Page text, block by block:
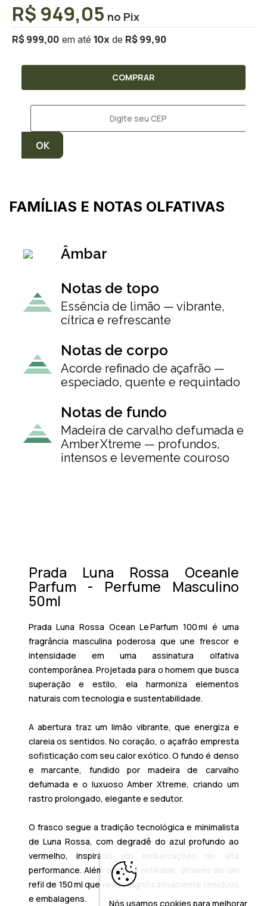
R$ 999,00 10x R$ 99,90
R$ 949,05
COMPRAR
FAMÍLIAS E NOTAS OLFATIVAS
Âmbar
Notas de topo
Essência de limão — vibrante,
cítrica e refrescante
Notas de corpo
Acorde refinado de açafrão —
especiado, quente e requintado
Notas de fundo
Madeira de carvalho defumada e
Amber Xtreme — profundos,
intensos e levemente couroso
Prada Luna Rossa Oceanle
Parfum - Perfume Masculino
50ml
Prada Luna Rossa Ocean Le Parfum 100 ml é uma
fragrância masculina poderosa que une frescor e
intensidade em uma assinatura olfativa
contemporânea. Projetada para o homem que busca
superação e estilo, ela harmoniza elementos
naturais com tecnologia e sustentabilidade.
A abertura traz um limão vibrante, que energiza e
clareia os sentidos. No coração, o açafrão empresta
sofisticação com seu calor exótico. O fundo é denso
e marcante, fundido por madeira de carvalho
defumada e o luxuosoAmber Xtreme, criando um
rastro prolongado, elegante e sedutor.
O frasco segue a tradição tecnológica e minimalista
de Luna Rossa, com degradê do azul profundo ao
vermelho, inspirado em embarcações de alta
performance. Além disso, é refillable, através de um
refil de 150 ml que reduz significativamente resíduos
e embalagens.
Nós usamos cookies para melhorar